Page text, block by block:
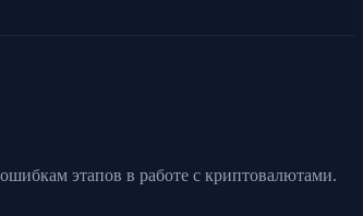
этапов в работе с криптовалютами.